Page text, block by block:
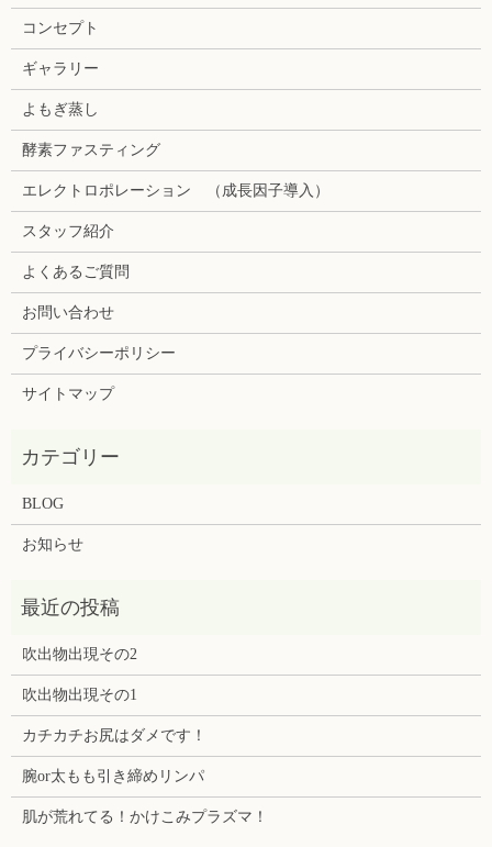
コンセプト
ギャラリー
よもぎ蒸し
酵素ファスティング
エレクトロポレーション （成長因子導入）
スタッフ紹介
よくあるご質問
お問い合わせ
プライバシーポリシー
サイトマップ
BLOG
お知らせ
吹出物出現その2
吹出物出現その1
カチカチお尻はダメです！
腕or太もも引き締めリンパ
肌が荒れてる！かけこみプラズマ！